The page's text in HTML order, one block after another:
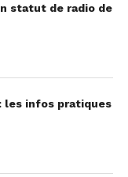
statut de radio de
les infos pratiques